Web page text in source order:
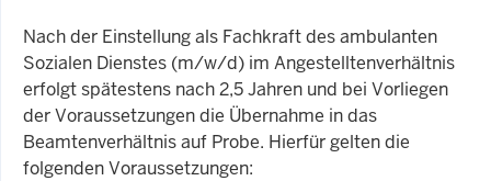
Nach der Einstellung als Fachkraft des ambulanten
Sozialen Dienstes (m/w/d) im Angestelltenverhältnis
erfolgt spätestens nach 2,5 Jahren und bei Vorliegen
der Voraussetzungen die Übernahme in das
Beamtenverhältnis auf Probe. Hierfür gelten die
folgenden Voraussetzungen: